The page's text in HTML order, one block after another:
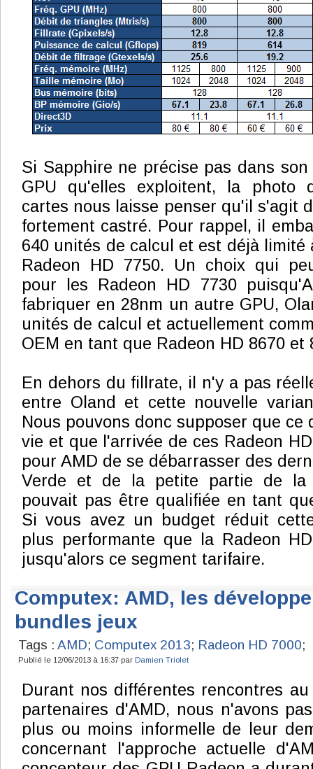
Si Sapphire ne précise pas dans
GPU qu'elles exploitent, la photo
cartes nous laisse penser qu'il s'agit
fortement castré. Pour rappel, il
640 unités de calcul et est déjà limité
Radeon HD 7750. Un choix qui
pour les Radeon HD 7730
fabriquer en 28nm un autre GPU,
unités de calcul et actuellement
OEM en tant que Radeon HD 8670 et
En dehors du fillrate, il n'y a pas
entre Oland et cette nouvelle
Nous pouvons donc supposer que ce
vie et que l'arrivée de ces Radeon
pour AMD de se débarrasser des
Verde et de la petite partie de la
pouvait pas être qualifiée en tant
Si vous avez un budget réduit
plus performante que la Radeon
jusqu'alors ce segment tarifaire.
Computex: AMD, les
bundles jeux
Tags : AMD; Computex 2013; Radeon HD 7000;
Publié le 12/06/2013 à 16:37 par Damien Triolet
Durant nos différentes rencontres
partenaires d'AMD, nous n'avons
plus ou moins informelle de leur
concernant l'approche actuelle